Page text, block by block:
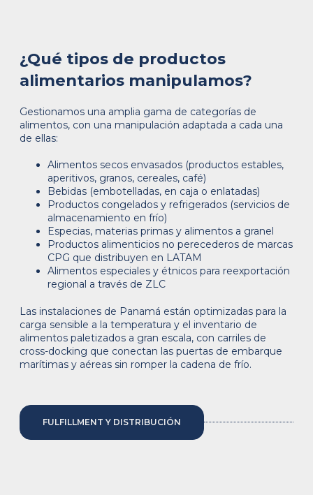
¿Qué tipos de productos
alimentarios manipulamos?
Gestionamos una amplia gama de categorías de
alimentos, con una manipulación adaptada a cada una
de ellas:
Alimentos secos envasados (productos estables,
aperitivos, granos, cereales, café)
Bebidas (embotelladas, en caja o enlatadas)
Productos congelados y refrigerados (servicios de
almacenamiento en frío)
Especias, materias primas y alimentos a granel
Productos alimenticios no perecederos de marcas
CPG que distribuyen en LATAM
Alimentos especiales y étnicos para reexportación
regional a través de ZLC
Las instalaciones de Panamá están optimizadas para la
carga sensible a la temperatura y el inventario de
alimentos paletizados a gran escala, con carriles de
cross-docking que conectan las puertas de embarque
marítimas y aéreas sin romper la cadena de frío.
FULFILLMENT Y DISTRIBUCIÓN